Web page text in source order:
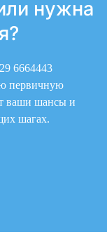
нужна
6664443
первичную
ваши шансы и
шагах.